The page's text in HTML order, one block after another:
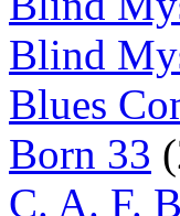
Blind
Blues
Born 33
C. A. F.